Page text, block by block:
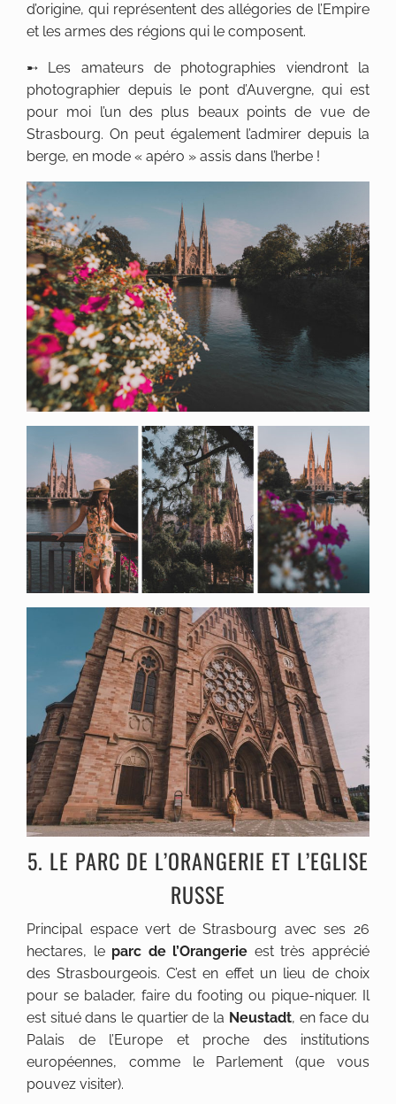
d’origine, qui représentent des allégories de l’Empire
et les armes des régions qui le composent.
➸ Les amateurs de photographies viendront la
photographier depuis le pont d’Auvergne, qui est
pour moi l’un des plus beaux points de vue de
Strasbourg. On peut également l’admirer depuis la
berge, en mode « apéro » assis dans l’herbe !
5. LE PARC DE L’ORANGERIE ET L’EGLISE
RUSSE
Principal espace vert de Strasbourg avec ses 26
hectares, le parc de l’Orangerie est très apprécié
des Strasbourgeois. C’est en effet un lieu de choix
pour se balader, faire du footing ou pique-niquer. Il
est situé dans le quartier de la Neustadt, en face du
Palais de l’Europe et proche des institutions
européennes, comme le Parlement (que vous
pouvez visiter).